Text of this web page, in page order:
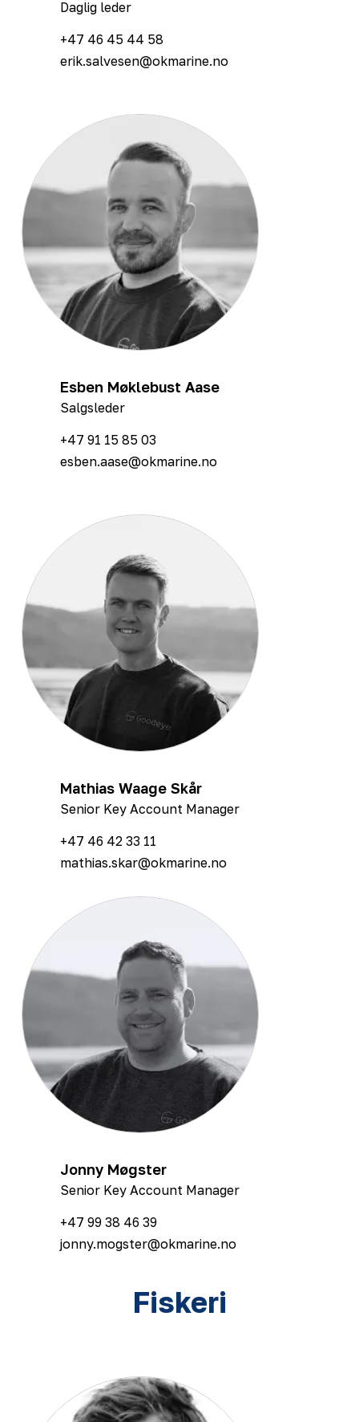
Jonny Møgster
Senior Key Account Manager
+47 99 38 46 39
jonny.mogster@okmarine.no
Daglig leder
+47 46 45 44 58
erik.salvesen@okmarine.no
Esben Møklebust Aase
Salgsleder
+47 91 15 85 03
esben.aase@okmarine.no
Mathias Waage Skår
Senior Key Account Manager
+47 46 42 33 11
mathias.skar@okmarine.no
Fiskeri